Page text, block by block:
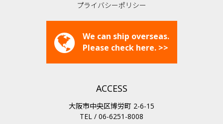
プライバシーポリシー
We can ship overseas.
Please check here. >>
ACCESS
大阪市中央区博労町 2-6-15
TEL / 06-6251-8008